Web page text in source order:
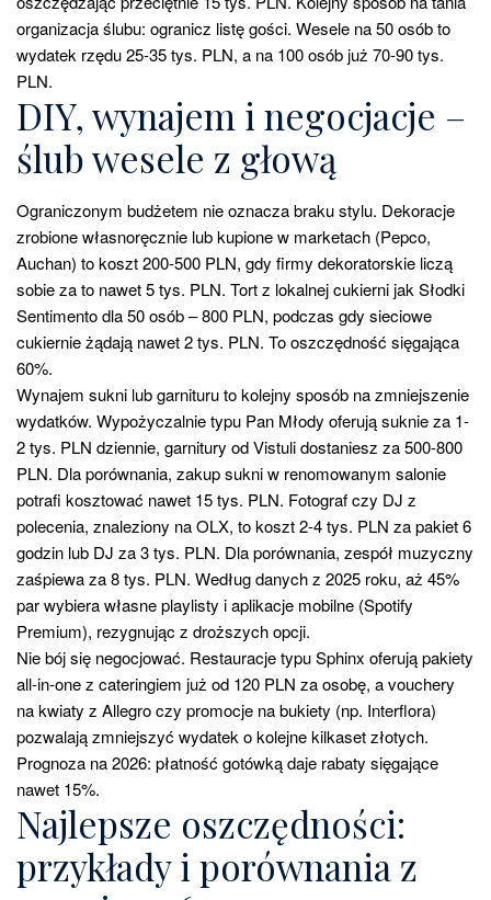
organizacja ślubu: ogranicz listę gości. Wesele na 50 osób to
wydatek rzędu 25-35 tys. PLN, a na 100 osób już 70-90 tys.
PLN.
DIY, wynajem i negocjacje –
ślub wesele z głową
Ograniczonym budżetem nie oznacza braku stylu. Dekoracje
zrobione własnoręcznie lub kupione w marketach (Pepco,
Auchan) to koszt 200-500 PLN, gdy firmy dekoratorskie liczą
sobie za to nawet 5 tys. PLN. Tort z lokalnej cukierni jak Słodki
Sentimento dla 50 osób – 800 PLN, podczas gdy sieciowe
cukiernie żądają nawet 2 tys. PLN. To oszczędność sięgająca
60%.
Wynajem sukni lub garnituru to kolejny sposób na zmniejszenie
wydatków. Wypożyczalnie typu Pan Młody oferują suknie za 1-
2 tys. PLN dziennie, garnitury od Vistuli dostaniesz za 500-800
PLN. Dla porównania, zakup sukni w renomowanym salonie
potrafi kosztować nawet 15 tys. PLN. Fotograf czy DJ z
polecenia, znaleziony na OLX, to koszt 2-4 tys. PLN za pakiet 6
godzin lub DJ za 3 tys. PLN. Dla porównania, zespół muzyczny
zaśpiewa za 8 tys. PLN. Według danych z 2025 roku, aż 45%
par wybiera własne playlisty i aplikacje mobilne (Spotify
Premium), rezygnując z droższych opcji.
Nie bój się negocjować. Restauracje typu Sphinx oferują pakiety
all-in-one z cateringiem już od 120 PLN za osobę, a vouchery
na kwiaty z Allegro czy promocje na bukiety (np. Interflora)
pozwalają zmniejszyć wydatek o kolejne kilkaset złotych.
Prognoza na 2026: płatność gotówką daje rabaty sięgające
nawet 15%.
Najlepsze oszczędności:
przykłady i porównania z